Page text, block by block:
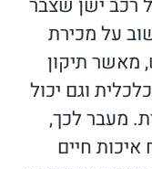
רכב ישן שצבר
על מכירת
מאשר תיקון
וגם יכול
מעבר לכך,
חיים